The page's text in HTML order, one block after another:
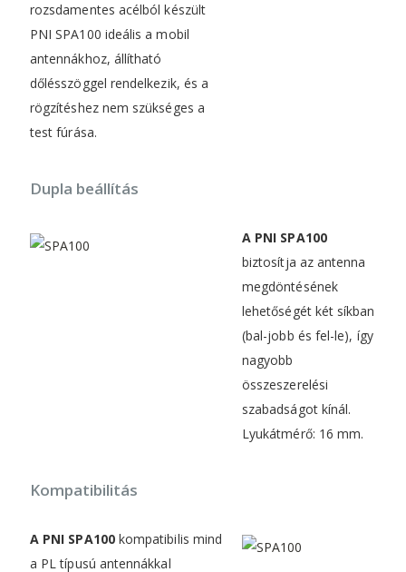
rozsdamentes acélból készült
PNI SPA100 ideális a mobil
antennákhoz, állítható
dőlésszöggel rendelkezik, és a
rögzítéshez nem szükséges a
test fúrása.
Dupla beállítás
A PNI SPA100
biztosítja az antenna
megdöntésének
lehetőségét két síkban
(bal-jobb és fel-le), így
nagyobb
összeszerelési
szabadságot kínál.
Lyukátmérő: 16 mm.
Kompatibilitás
A PNI SPA100kompatibilis mind
a PL típusú antennákkal